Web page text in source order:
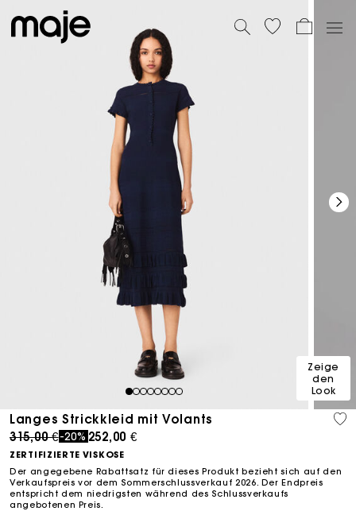
12345678
Zeige
den
Look
Langes Strickkleid mit Volants
Price reduced from
315,00 €to
-20% 252,00 €
ZERTIFIZIERTE VISKOSE
Der angegebene Rabattsatz für dieses Produkt bezieht sich auf den
Verkaufspreis vor dem Sommerschlussverkauf 2026. Der Endpreis
entspricht dem niedrigsten während des Schlussverkaufs
angebotenen Preis.